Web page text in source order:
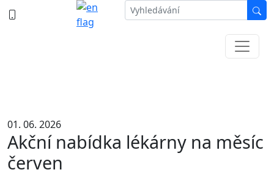
01. 06. 2026
Akční nabídka lékárny na měsíc
červen